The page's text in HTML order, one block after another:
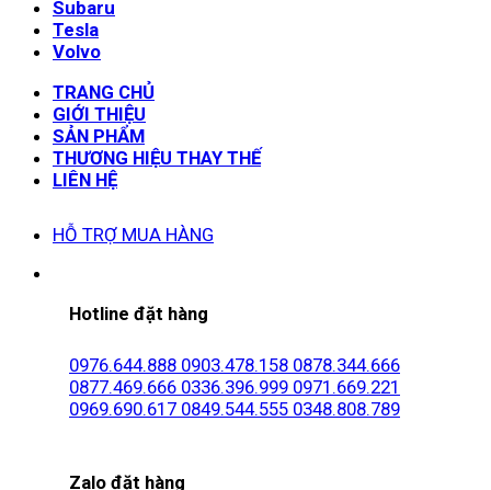
Subaru
Tesla
Volvo
TRANG CHỦ
GIỚI THIỆU
SẢN PHẨM
THƯƠNG HIỆU THAY THẾ
LIÊN HỆ
HỖ TRỢ MUA HÀNG
Hotline đặt hàng
0976.644.888 0903.478.158 0878.344.666
0877.469.666 0336.396.999 0971.669.221
0969.690.617 0849.544.555 0348.808.789
Zalo đặt hàng